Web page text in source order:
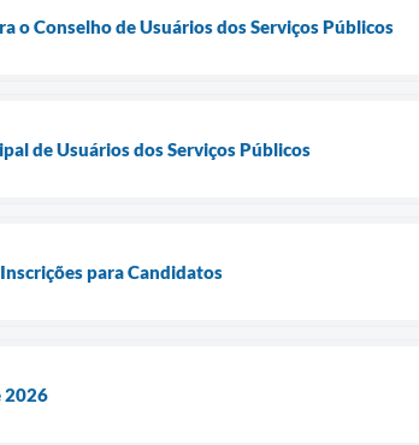
o Conselho de Usuários dos Serviços Públicos
de Usuários dos Serviços Públicos
para Candidatos
2026